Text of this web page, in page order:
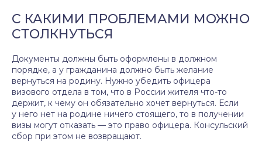
С КАКИМИ ПРОБЛЕМАМИ МОЖНО
СТОЛКНУТЬСЯ
Документы должны быть оформлены в должном
порядке, а у гражданина должно быть желание
вернуться на родину. Нужно убедить офицера
визового отдела в том, что в России жителя что-то
держит, к чему он обязательно хочет вернуться. Если
у него нет на родине ничего стоящего, то в получении
визы могут отказать — это право офицера. Консульский
сбор при этом не возвращают.